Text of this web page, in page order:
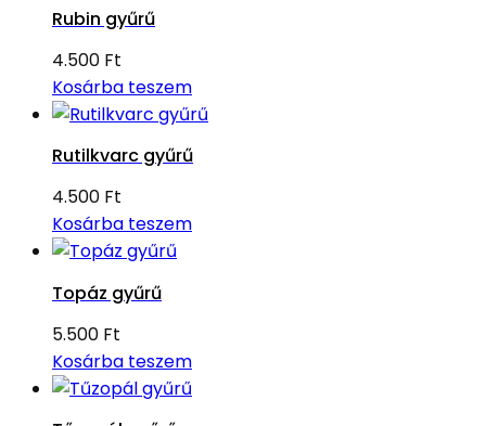
Rubin gyűrű
4.500 Ft
Kosárba teszem
Rutilkvarc gyűrű
4.500 Ft
Kosárba teszem
Topáz gyűrű
5.500 Ft
Kosárba teszem